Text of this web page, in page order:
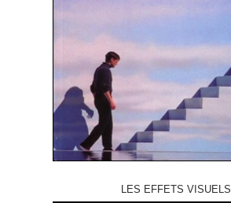
LES EFFETS VISUELS